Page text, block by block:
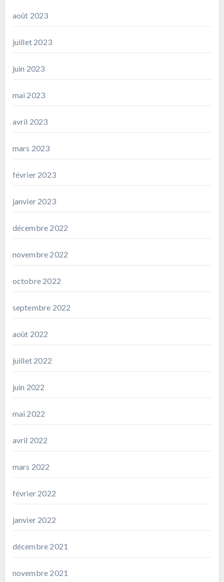
août 2023
juillet 2023
juin 2023
mai 2023
avril 2023
mars 2023
février 2023
janvier 2023
décembre 2022
novembre 2022
octobre 2022
septembre 2022
août 2022
juillet 2022
juin 2022
mai 2022
avril 2022
mars 2022
février 2022
janvier 2022
décembre 2021
novembre 2021